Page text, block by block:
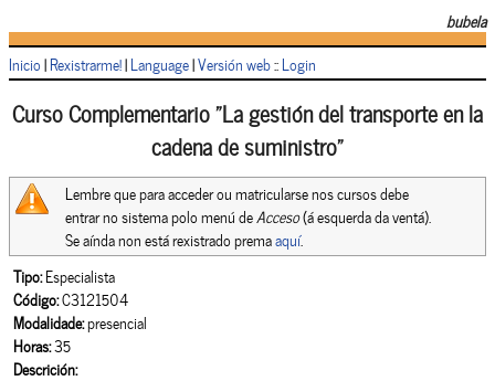
bubela
Inicio|Rexistrarme!|Language|Versión web::Login
Curso Complementario “La gestión del transporte en la
cadena de suministro”
Lembre que para acceder ou matricularse nos cursos debe
entrar no sistema polo menú deAcceso(á esquerda da ventá).
Se aínda non está rexistrado premaaquí.
Tipo:Especialista
Código:C3121504
Modalidade:presencial
Horas:35
Descrición: